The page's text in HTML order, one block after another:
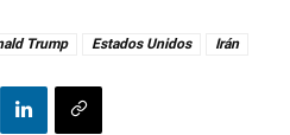
Trump Estados Unidos Irán